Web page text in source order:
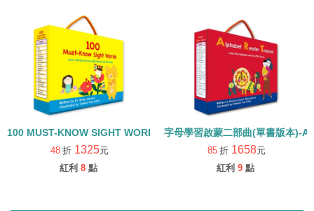
100 MUST-KNOW SIGHT WORDS/常見字強化英語力/內含25本小書
48 折 1325元
紅利 8 點
字母學習啟蒙二部曲(單書版本)-
85 折 1658元
紅利 9 點